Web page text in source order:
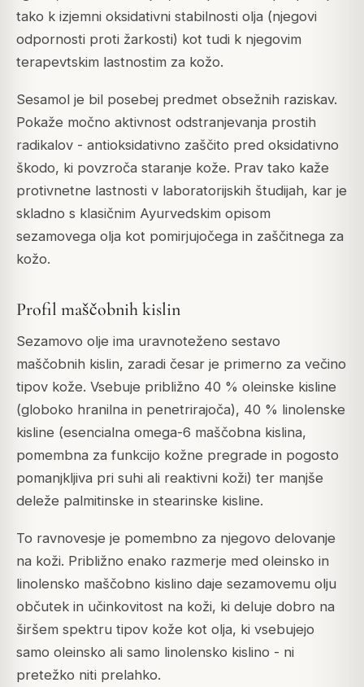
tako k izjemni oksidativni stabilnosti olja (njegovi
odpornosti proti žarkosti) kot tudi k njegovim
terapevtskim lastnostim za kožo.
Sesamol je bil posebej predmet obsežnih raziskav.
Pokaže močno aktivnost odstranjevanja prostih
radikalov - antioksidativno zaščito pred oksidativno
škodo, ki povzroča staranje kože. Prav tako kaže
protivnetne lastnosti v laboratorijskih študijah, kar je
skladno s klasičnim Ayurvedskim opisom
sezamovega olja kot pomirjujočega in zaščitnega za
kožo.
Profil maščobnih kislin
Sezamovo olje ima uravnoteženo sestavo
maščobnih kislin, zaradi česar je primerno za večino
tipov kože. Vsebuje približno 40 % oleinske kisline
(globoko hranilna in penetrirajoča), 40 % linolenske
kisline (esencialna omega-6 maščobna kislina,
pomembna za funkcijo kožne pregrade in pogosto
pomanjkljiva pri suhi ali reaktivni koži) ter manjše
deleže palmitinske in stearinske kisline.
To ravnovesje je pomembno za njegovo delovanje
na koži. Približno enako razmerje med oleinsko in
linolensko maščobno kislino daje sezamovemu olju
občutek in učinkovitost na koži, ki deluje dobro na
širšem spektru tipov kože kot olja, ki vsebujejo
samo oleinsko ali samo linolensko kislino - ni
pretežko niti prelahko.